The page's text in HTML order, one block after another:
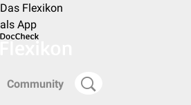
Das Flexikon
als App
Community